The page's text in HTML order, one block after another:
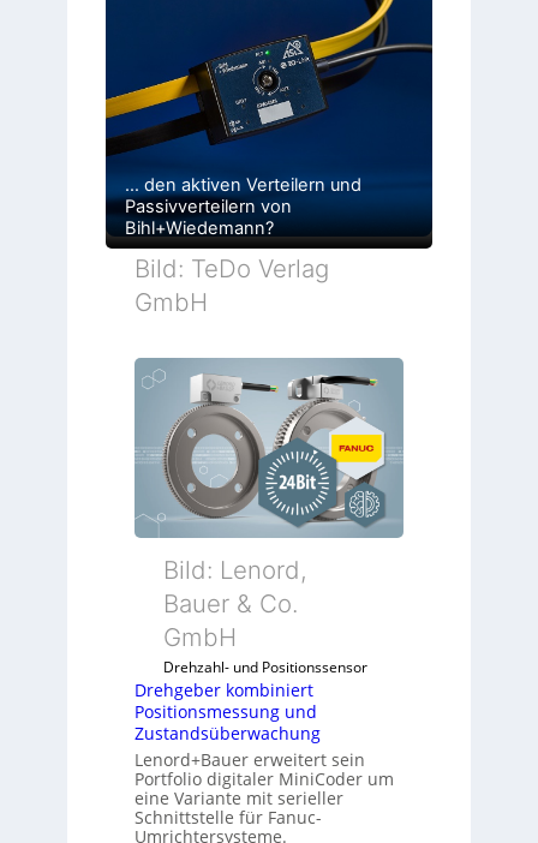
… den aktiven Verteilern und
Passivverteilern von
Bihl+Wiedemann?
Bild: TeDo Verlag
GmbH
Bild: Lenord,
Bauer & Co.
GmbH
Drehzahl- und Positionssensor
Drehgeber kombiniert
Positionsmessung und
Zustandsüberwachung
Lenord+Bauer erweitert sein
Portfolio digitaler MiniCoder um
eine Variante mit serieller
Schnittstelle für Fanuc-
Umrichtersysteme.